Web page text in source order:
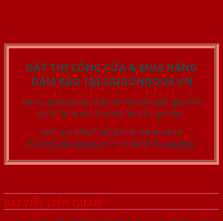
ĐẶT THI CÔNG CỬA & MUA HÀNG
ĐẢM BẢO TẠI SAIGONDOOR.VN
Đặt mua cửa & nội thất online đảm bảo giá trị và
danh tiếng của thương hiệu Saigondoor
Mời quý khách hàng truy cập website
https://saigondoor.vn/ or fanpage Saigondoor
BÀI VIẾT LIÊN QUAN